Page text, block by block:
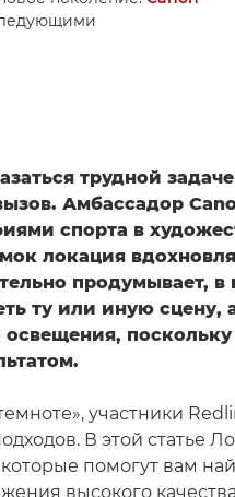
трудной
Амбассадор
спорта в
локация
продумывает, в
ту или иную сцену,
освещения,
участники
В этой статье
помогут вам
высокого